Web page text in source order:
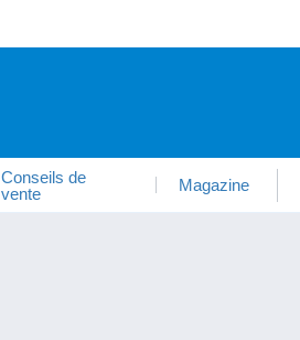
Conseils de
vente
Magazine